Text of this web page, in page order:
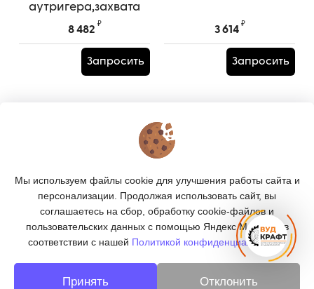
аутригера,захвата
с.о. ОМТЛ VPSE025
8 482
₽
Запросить
3 614
₽
Запросить
КАТАЛОГ
ПОДПИСКА
Мы используем файлы cookie для улучшения работы сайта и
персонализации. Продолжая использовать сайт, вы
соглашаетесь на сбор, обработку cookie-файлов и
пользовательских данных с помощью Яндекс.Метрика, в
соответствии с нашей Политикой конфиденциальности.
Принять Отклонить